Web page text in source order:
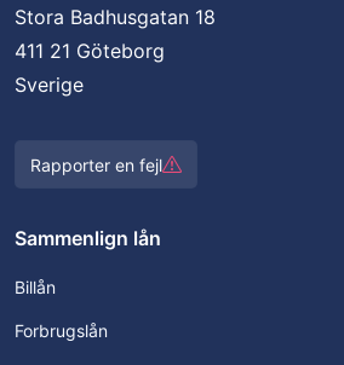
Stora Badhusgatan 18
411 21 Göteborg
Sverige
Rapporter en fejl
Sammenlign lån
Billån
Forbrugslån